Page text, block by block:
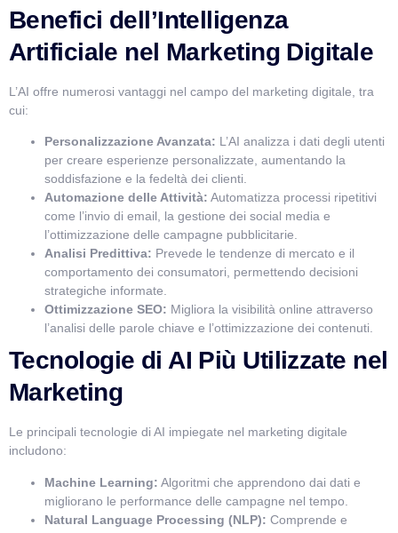
Benefici dell’Intelligenza
Artificiale nel Marketing Digitale
L’AI offre numerosi vantaggi nel campo del marketing digitale, tra
cui:
Personalizzazione Avanzata: L’AI analizza i dati degli utenti
per creare esperienze personalizzate, aumentando la
soddisfazione e la fedeltà dei clienti.
Automazione delle Attività: Automatizza processi ripetitivi
come l’invio di email, la gestione dei social media e
l’ottimizzazione delle campagne pubblicitarie.
Analisi Predittiva: Prevede le tendenze di mercato e il
comportamento dei consumatori, permettendo decisioni
strategiche informate.
Ottimizzazione SEO: Migliora la visibilità online attraverso
l’analisi delle parole chiave e l’ottimizzazione dei contenuti.
Tecnologie di AI Più Utilizzate nel
Marketing
Le principali tecnologie di AI impiegate nel marketing digitale
includono:
Machine Learning: Algoritmi che apprendono dai dati e
migliorano le performance delle campagne nel tempo.
Natural Language Processing (NLP): Comprende e
cosa possiamo esserti utile?